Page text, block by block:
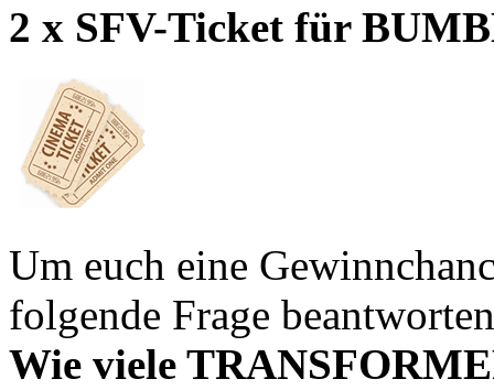
2 x SFV-Ticket für
Um euch eine
folgende Frage
Wie viele